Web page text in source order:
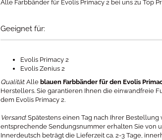
Alle Farbbänder für Evolis Primacy 2 bei uns zu Top
Geeignet für:
Evolis Primacy 2
Evolis Zenius 2
Qualität: Alle blauen Farbbänder für den Evolis
Herstellers. Sie garantieren Ihnen die einwandfreie
dem Evolis Primacy 2.
Versand: Spätestens einen Tag nach Ihrer
entsprechende Sendungsnummer erhalten Sie von
Innerdeutsch beträgt die Lieferzeit ca. 2-3 Tage,